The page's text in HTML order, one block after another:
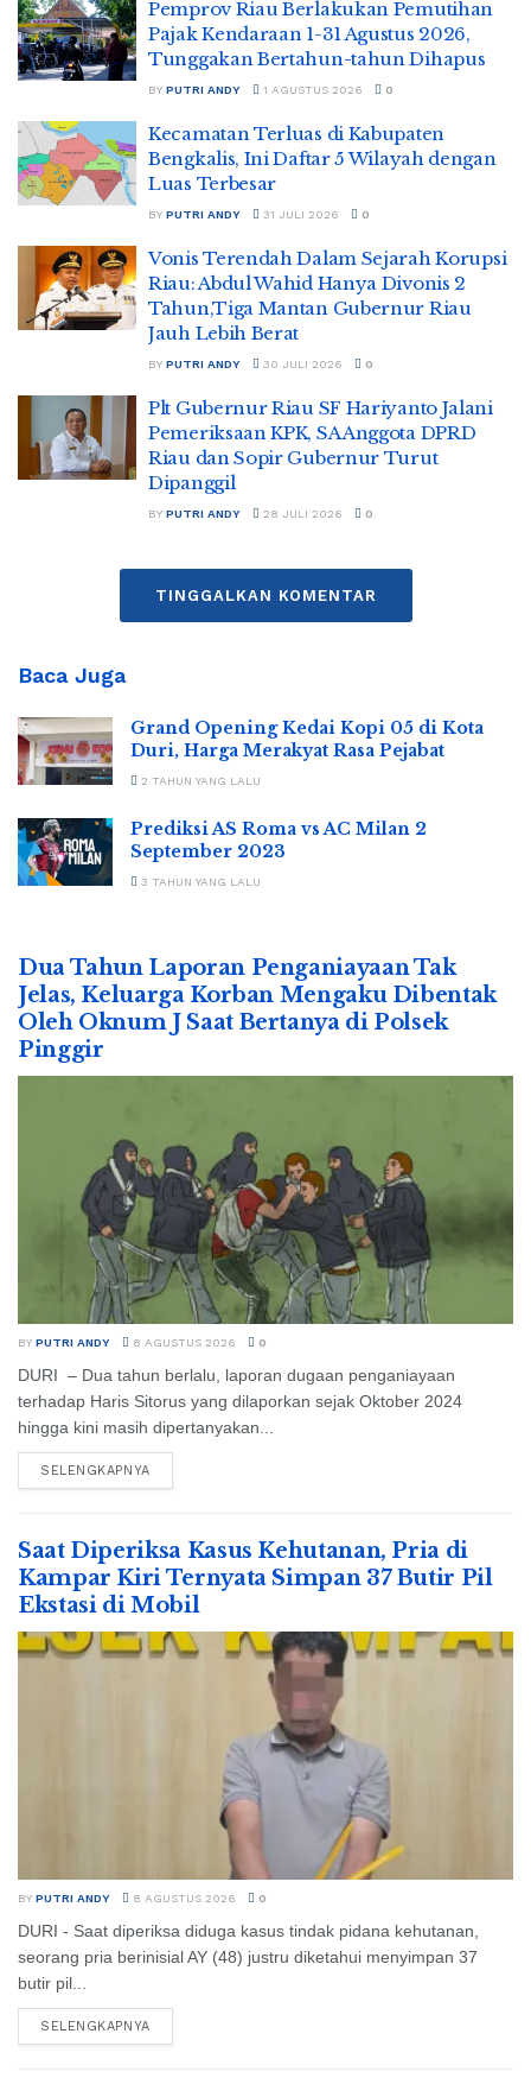
Pemprov Riau Berlakukan Pemutihan
Pajak Kendaraan 1-31 Agustus 2026,
Tunggakan Bertahun-tahun Dihapus
BY PUTRI ANDY 1 AGUSTUS 2026 0
Kecamatan Terluas di Kabupaten
Bengkalis, Ini Daftar 5 Wilayah dengan
Luas Terbesar
BY PUTRI ANDY 31 JULI 2026 0
Vonis Terendah Dalam Sejarah Korupsi
Riau: Abdul Wahid Hanya Divonis 2
Tahun,Tiga Mantan Gubernur Riau
Jauh Lebih Berat
BY PUTRI ANDY 30 JULI 2026 0
Plt Gubernur Riau SF Hariyanto Jalani
Pemeriksaan KPK, SA Anggota DPRD
Riau dan Sopir Gubernur Turut
Dipanggil
BY PUTRI ANDY 28 JULI 2026 0
TINGGALKAN KOMENTAR
Baca Juga
Grand Opening Kedai Kopi 05 di Kota
Duri, Harga Merakyat Rasa Pejabat
2 TAHUN YANG LALU
Prediksi AS Roma vs AC Milan 2
September 2023
3 TAHUN YANG LALU
Dua Tahun Laporan Penganiayaan Tak
Jelas, Keluarga Korban Mengaku Dibentak
Oleh Oknum J Saat Bertanya di Polsek
Pinggir
BY PUTRI ANDY 8 AGUSTUS 2026 0
DURI – Dua tahun berlalu, laporan dugaan penganiayaan
terhadap Haris Sitorus yang dilaporkan sejak Oktober 2024
hingga kini masih dipertanyakan...
SELENGKAPNYA
Saat Diperiksa Kasus Kehutanan, Pria di
Kampar Kiri Ternyata Simpan 37 Butir Pil
Ekstasi di Mobil
BY PUTRI ANDY 8 AGUSTUS 2026 0
DURI - Saat diperiksa diduga kasus tindak pidana kehutanan,
seorang pria berinisial AY (48) justru diketahui menyimpan 37
butir pil...
SELENGKAPNYA